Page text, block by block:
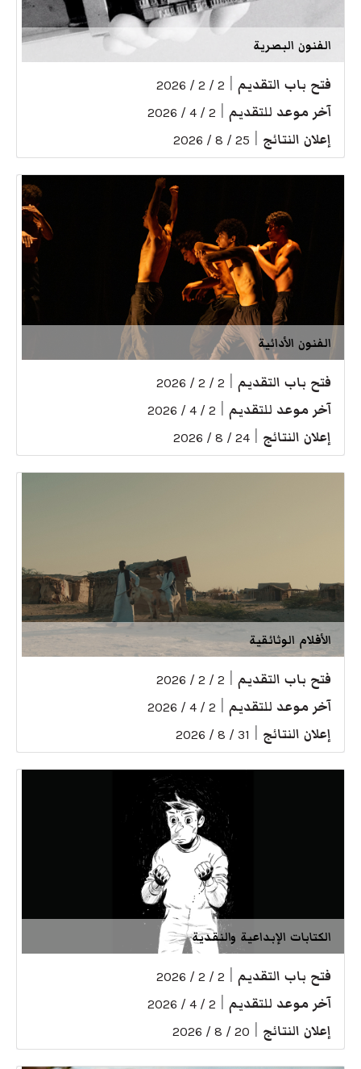
الفنون البصرية
فتح باب التقديم 2 / 2 / 2026
آخر موعد للتقديم 2 / 4 / 2026
إعلان النتائج 25 / 8 / 2026
الفنون الأدائية
فتح باب التقديم 2 / 2 / 2026
آخر موعد للتقديم 2 / 4 / 2026
إعلان النتائج 24 / 8 / 2026
الأفلام الوثائقية
فتح باب التقديم 2 / 2 / 2026
آخر موعد للتقديم 2 / 4 / 2026
إعلان النتائج 31 / 8 / 2026
الكتابات الإبداعية والنقدية
فتح باب التقديم 2 / 2 / 2026
آخر موعد للتقديم 2 / 4 / 2026
إعلان النتائج 20 / 8 / 2026